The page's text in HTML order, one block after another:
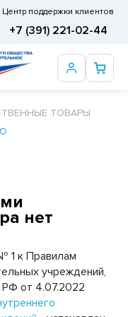
Центр поддержки клиентов
+7 (391) 221-02-44
ТОВАРЫ
нет
1 к Правилам
учреждений,
от 4.07.2022